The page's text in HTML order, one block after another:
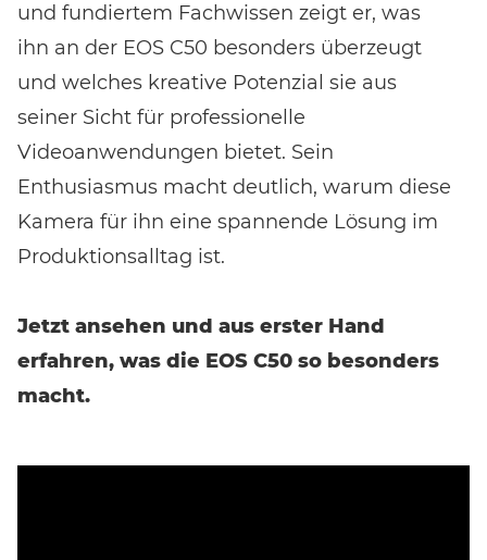
und fundiertem Fachwissen zeigt er, was
ihn an der EOS C50 besonders überzeugt
und welches kreative Potenzial sie aus
seiner Sicht für professionelle
Videoanwendungen bietet. Sein
Enthusiasmus macht deutlich, warum diese
Kamera für ihn eine spannende Lösung im
Produktionsalltag ist.
Jetzt ansehen und aus erster Hand
erfahren, was die EOS C50 so besonders
macht.